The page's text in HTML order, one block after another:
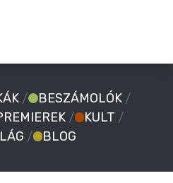
/ BESZÁMOLÓK /
/ KULT /
/ BLOG